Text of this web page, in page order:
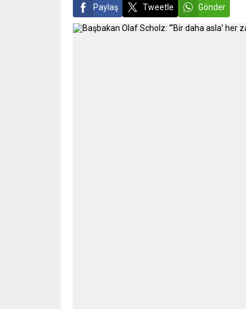
Paylaş Tweetle Gönder